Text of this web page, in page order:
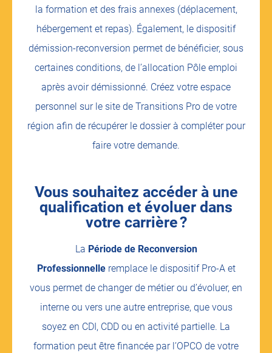
la formation et des frais annexes (déplacement,
hébergement et repas). Également, le dispositif
démission-reconversion permet de bénéficier, sous
certaines conditions, de l’allocation Pôle emploi
après avoir démissionné. Créez votre espace
personnel sur le site de Transitions Pro de votre
région afin de récupérer le dossier à compléter pour
faire votre demande.
Vous souhaitez accéder à une
qualification et évoluer dans
votre carrière ?
La Période de Reconversion
Professionnelleremplace le dispositif Pro-A et
vous permet de changer de métier ou d’évoluer, en
interne ou vers une autre entreprise, que vous
soyez en CDI, CDD ou en activité partielle. La
formation peut être financée par l’OPCO de votre